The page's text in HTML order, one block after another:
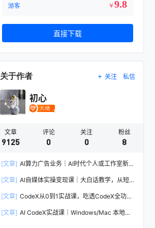
游客 ￥ 9.8
直接下载
关于作者 关注 私信
初心
文章
9125
评论
0
关注
0
粉丝
8
[文章] AI算力广告业务｜AI时代个人或工作室新
[文章] AI自媒体实操变现课｜大白话教学，从短
作与变现全流程
[文章] CodeX从0到1实战课，吃透CodeX全功
落地
[文章] AI CodeX实战课｜Windows/Mac 本地部